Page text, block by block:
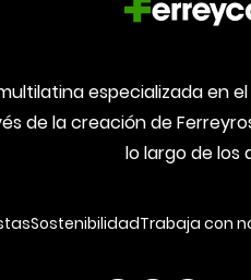
especializada en
de la creación de
lo largo de los
SostenibilidadTrabaja con